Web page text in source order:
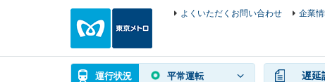
運行状況 平常運転 遅延
よくいただくお問い合わせ 企業